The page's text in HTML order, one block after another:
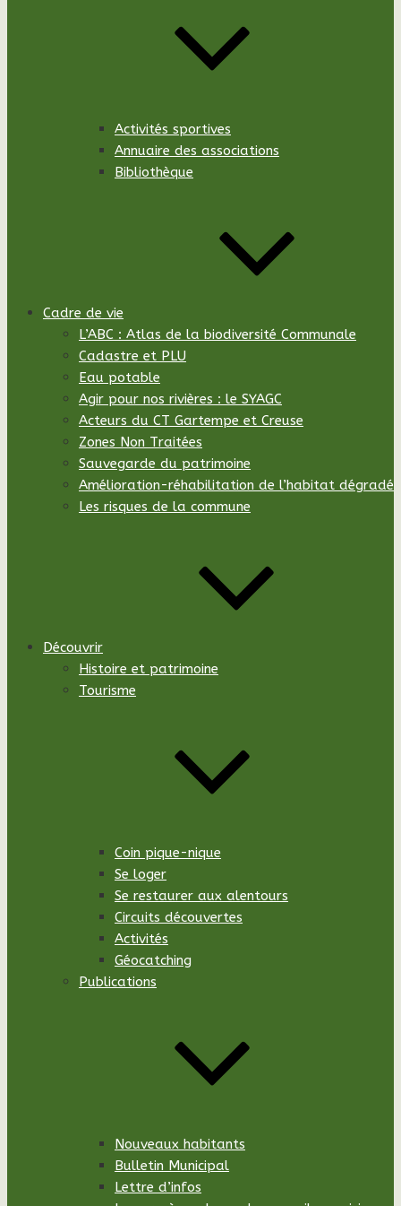
Activités sportives
Annuaire des associations
Bibliothèque
Cadre de vie
L’ABC : Atlas de la biodiversité Communale
Cadastre et PLU
Eau potable
Agir pour nos rivières : le SYAGC
Acteurs du CT Gartempe et Creuse
Zones Non Traitées
Sauvegarde du patrimoine
Amélioration-réhabilitation de l’habitat dégradé
Les risques de la commune
Découvrir
Histoire et patrimoine
Tourisme
Coin pique-nique
Se loger
Se restaurer aux alentours
Circuits découvertes
Activités
Géocatching
Publications
Nouveaux habitants
Bulletin Municipal
Lettre d’infos